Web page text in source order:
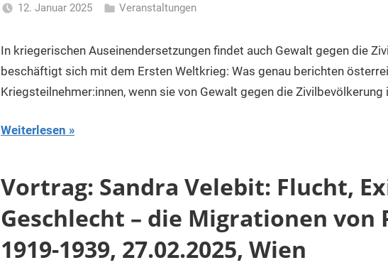
12. Januar 2025
Gerhalter
Veranstaltungen
In kriegerischen Auseinendersetzungen findet auch Gewalt gegen die
beschäftigt sich mit dem Ersten Weltkrieg: Was genau berichten
Kriegsteilnehmer:innen, wenn sie von Gewalt gegen die
Weiterlesen
Vortrag: Sandra Velebit: Flucht,
Geschlecht – die Migrationen von
1919-1939, 27.02.2025, Wien